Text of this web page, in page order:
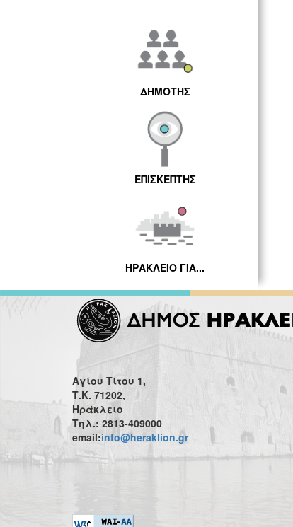
ΔΗΜΟΤΗΣ
ΕΠΙΣΚΕΠΤΗΣ
ΗΡΑΚΛΕΙΟ ΓΙΑ...
Αγίου Τίτου 1,
Τ.Κ. 71202,
Ηράκλειο
Τηλ.: 2813-409000
email:info@heraklion.gr